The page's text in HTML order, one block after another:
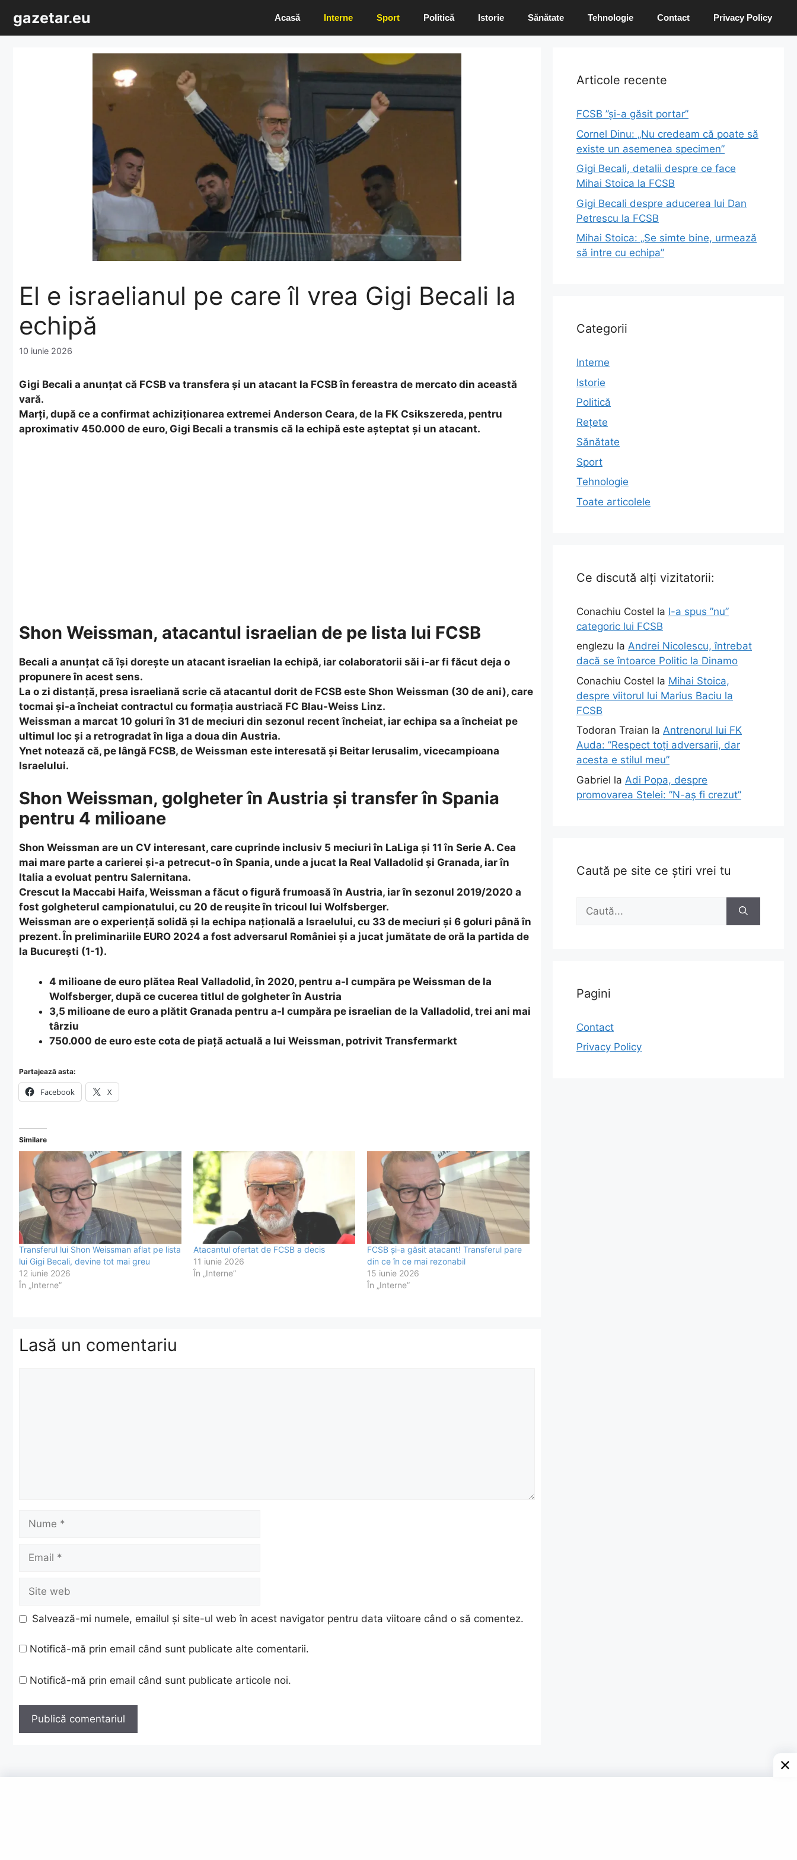
conținut
gazetar.eu Acasă Interne Sport Politică Istorie Sănătate Tehnologie Contact Privacy Policy
El e israelianul pe care îl vrea Gigi Becali la
echipă
10 iunie 2026
Gigi Becali a anunțat că FCSB va transfera și un atacant la FCSB în fereastra de mercato din această
vară.
Marți, după ce a confirmat achiziționarea extremei Anderson Ceara, de la FK Csikszereda, pentru
aproximativ 450.000 de euro, Gigi Becali a transmis că la echipă este așteptat și un atacant.
Shon Weissman, atacantul israelian de pe lista lui FCSB
Becali a anunțat că își dorește un atacant israelian la echipă, iar colaboratorii săi i-ar fi făcut deja o
propunere în acest sens.
La o zi distanță, presa israeliană scrie că atacantul dorit de FCSB este Shon Weissman (30 de ani), care
tocmai și-a încheiat contractul cu formația austriacă FC Blau-Weiss Linz.
Weissman a marcat 10 goluri în 31 de meciuri din sezonul recent încheiat, iar echipa sa a încheiat pe
ultimul loc și a retrogradat în liga a doua din Austria.
Ynet notează că, pe lângă FCSB, de Weissman este interesată și Beitar Ierusalim, vicecampioana
Israelului.
Shon Weissman, golgheter în Austria și transfer în Spania
pentru 4 milioane
Shon Weissman are un CV interesant, care cuprinde inclusiv 5 meciuri în LaLiga și 11 în Serie A. Cea
mai mare parte a carierei și-a petrecut-o în Spania, unde a jucat la Real Valladolid și Granada, iar în
Italia a evoluat pentru Salernitana.
Crescut la Maccabi Haifa, Weissman a făcut o figură frumoasă în Austria, iar în sezonul 2019/2020 a
fost golgheterul campionatului, cu 20 de reușite în tricoul lui Wolfsberger.
Weissman are o experiență solidă și la echipa națională a Israelului, cu 33 de meciuri și 6 goluri până în
prezent. În preliminariile EURO 2024 a fost adversarul României și a jucat jumătate de oră la partida de
la București (1-1).
4 milioane de euro plătea Real Valladolid, în 2020, pentru a-l cumpăra pe Weissman de la
Wolfsberger, după ce cucerea titlul de golgheter în Austria
3,5 milioane de euro a plătit Granada pentru a-l cumpăra pe israelian de la Valladolid, trei ani mai
târziu
750.000 de euro este cota de piață actuală a lui Weissman, potrivit Transfermarkt
Partajează asta:
Facebook X
Similare
Transferul lui Shon Weissman aflat pe lista
lui Gigi Becali, devine tot mai greu
12 iunie 2026
În „Interne”
Atacantul ofertat de FCSB a decis
11 iunie 2026
În „Interne”
FCSB și-a găsit atacant! Transferul pare
din ce în ce mai rezonabil
15 iunie 2026
În „Interne”
Lasă un comentariu
Nume
Email
Site
web
Salvează-mi numele, emailul și site-ul web în acest navigator pentru data viitoare când o să comentez.
Notifică-mă prin email când sunt publicate alte comentarii.
Notifică-mă prin email când sunt publicate articole noi.
Articole recente
FCSB ”și-a găsit portar”
Cornel Dinu: „Nu credeam că poate să
existe un asemenea specimen”
Gigi Becali, detalii despre ce face
Mihai Stoica la FCSB
Gigi Becali despre aducerea lui Dan
Petrescu la FCSB
Mihai Stoica: „Se simte bine, urmează
să intre cu echipa”
Categorii
Interne
Istorie
Politică
Rețete
Sănătate
Sport
Tehnologie
Toate articolele
Ce discută alți vizitatorii:
Conachiu Costel la I-a spus ”nu”
categoric lui FCSB
englezu la Andrei Nicolescu, întrebat
dacă se întoarce Politic la Dinamo
Conachiu Costel la Mihai Stoica,
despre viitorul lui Marius Baciu la
FCSB
Todoran Traian la Antrenorul lui FK
Auda: ”Respect toți adversarii, dar
acesta e stilul meu”
Gabriel la Adi Popa, despre
promovarea Stelei: ”N-aș fi crezut”
Caută pe site ce știri vrei tu
după:
Pagini
Contact
Privacy Policy